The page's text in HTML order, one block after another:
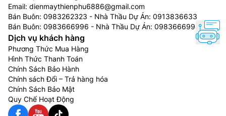
Email: dienmaythienphu6886@gmail.com
Bán Buôn: 0983262323 - Nhà Thầu Dự Án: 0913836633
Bán Buôn: 0983666996 - Nhà Thầu Dự Án: 0983666996
Dịch vụ khách hàng
Phương Thức Mua Hàng
Hình Thức Thanh Toán
Chính Sách Bảo Hành
Chính sách Đổi – Trả hàng hóa
Chính Sách Bảo Mật
Quy Chế Hoạt Động